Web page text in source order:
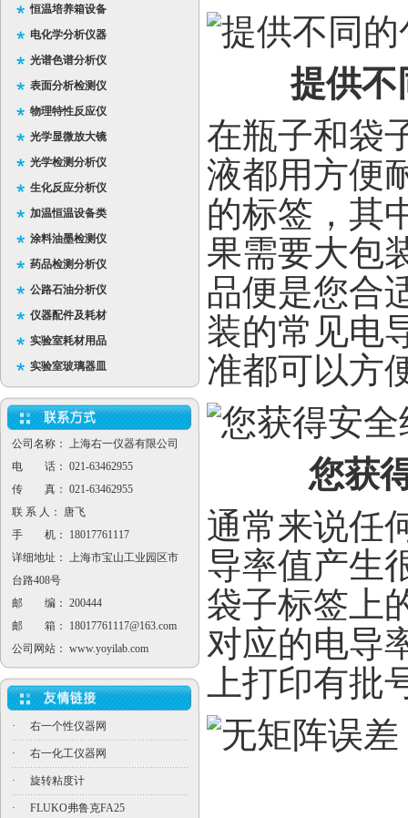
恒温培养箱设备
电化学分析仪器
光谱色谱分析仪
表面分析检测仪
物理特性反应仪
光学显微放大镜
光学检测分析仪
生化反应分析仪
加温恒温设备类
涂料油墨检测仪
药品检测分析仪
公路石油分析仪
仪器配件及耗材
实验室耗材用品
实验室玻璃器皿
公司名称： 上海右一仪器有限公司
电 话： 021-63462955
传 真： 021-63462955
联 系 人： 唐飞
手 机： 18017761117
详细地址： 上海市宝山工业园区市
台路408号
邮 编： 200444
邮 箱：
18017761117@163.com
公司网站： www.yoyilab.com
· 右一个性仪器网
· 右一化工仪器网
· 旋转粘度计
· FLUKO弗鲁克FA25
提供不
在瓶子和袋
液都用方便
的标签，其
果需要大包
品便是您合
装的常见电
准都可以方
您获
通常来说任
导率值产生
袋子标签上
对应的电导
上打印有批